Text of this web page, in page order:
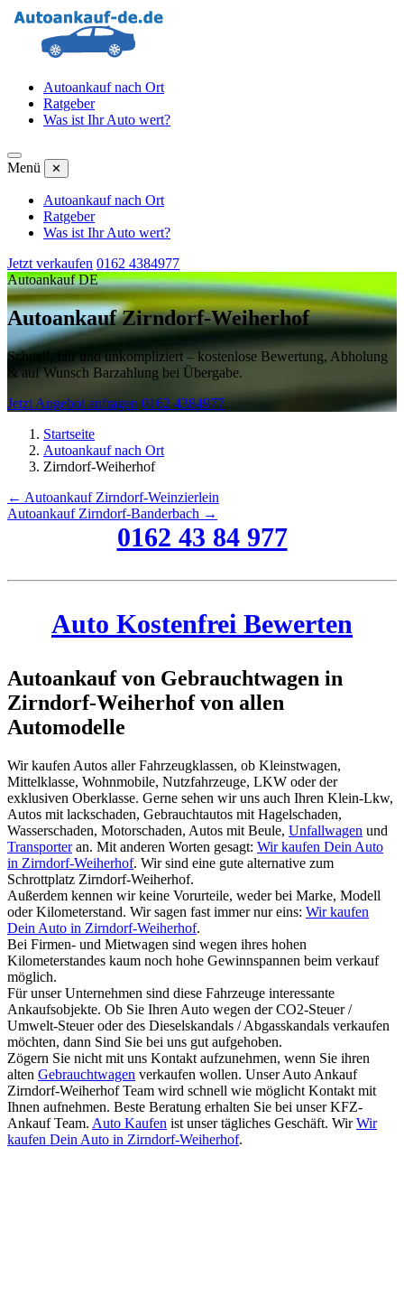
Autoankauf nach Ort
Ratgeber
Was ist Ihr Auto wert?
Menü ✕
Autoankauf nach Ort
Ratgeber
Was ist Ihr Auto wert?
Jetzt verkaufen 0162 4384977
Autoankauf DE
Autoankauf Zirndorf-Weiherhof
Schnell, fair und unkompliziert – kostenlose Bewertung, Abholung
& auf Wunsch Barzahlung bei Übergabe.
Jetzt Angebot anfragen 0162 4384977
Startseite
Autoankauf nach Ort
Zirndorf-Weiherhof
← Autoankauf Zirndorf-Weinzierlein
Autoankauf Zirndorf-Banderbach →
0162 43 84 977
Auto Kostenfrei Bewerten
Autoankauf von Gebrauchtwagen in
Zirndorf-Weiherhof von allen
Automodelle
Wir kaufen Autos aller Fahrzeugklassen, ob Kleinstwagen,
Mittelklasse, Wohnmobile, Nutzfahrzeuge, LKW oder der
exklusiven Oberklasse. Gerne sehen wir uns auch Ihren Klein-Lkw,
Autos mit lackschaden, Gebrauchtautos mit Hagelschaden,
Wasserschaden, Motorschaden, Autos mit Beule, Unfallwagen und
Transporteran. Mit anderen Worten gesagt: Wir kaufen Dein Auto
in Zirndorf-Weiherhof. Wir sind eine gute alternative zum
Schrottplatz Zirndorf-Weiherhof.
Außerdem kennen wir keine Vorurteile, weder bei Marke, Modell
oder Kilometerstand. Wir sagen fast immer nur eins: Wir kaufen
Dein Auto in Zirndorf-Weiherhof.
Bei Firmen- und Mietwagen sind wegen ihres hohen
Kilometerstandes kaum noch hohe Gewinnspannen beim verkauf
möglich.
Für unser Unternehmen sind diese Fahrzeuge interessante
Ankaufsobjekte. Ob Sie Ihren Auto wegen der CO2-Steuer /
Umwelt-Steuer oder des Dieselskandals / Abgasskandals verkaufen
möchten, dann Sind Sie bei uns gut aufgehoben.
Zögern Sie nicht mit uns Kontakt aufzunehmen, wenn Sie ihren
alten Gebrauchtwagen verkaufen wollen. Unser Auto Ankauf
Zirndorf-Weiherhof Team wird schnell wie möglicht Kontakt mit
Ihnen aufnehmen. Beste Beratung erhalten Sie bei unser KFZ-
Ankauf Team. Auto Kaufen ist unser tägliches Geschäft. WirWir
kaufen Dein Auto in Zirndorf-Weiherhof.